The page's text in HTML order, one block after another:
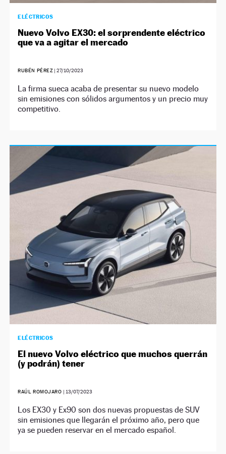
ELÉCTRICOS
Nuevo Volvo EX30: el sorprendente eléctrico
que va a agitar el mercado
RUBÉN PÉREZ |27/10/2023
La firma sueca acaba de presentar su nuevo modelo
sin emisiones con sólidos argumentos y un precio muy
competitivo.
ELÉCTRICOS
El nuevo Volvo eléctrico que muchos querrán
(y podrán) tener
RAÚL ROMOJARO | 13/07/2023
Los EX30 y Ex90 son dos nuevas propuestas de SUV
sin emisiones que llegarán el próximo año, pero que
ya se pueden reservar en el mercado español.